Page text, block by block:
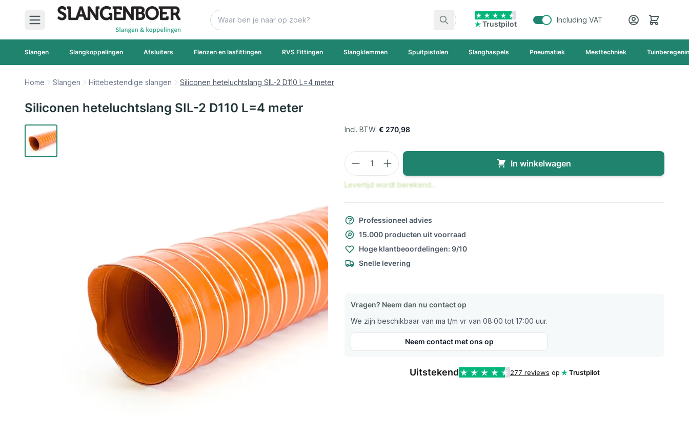
Ga naar de inhoud
Zoek
Trustpilot
Including VAT Cart
Slangen Slangkoppelingen Afsluiters Flenzen en lasfittingen RVS Fittingen Slangklemmen Spuitpistolen Slanghaspels Pneumatiek Mesttechniek
Home Slangen Hittebestendige slangen Siliconen heteluchtslang SIL-2 D110 L=4 meter
Siliconen heteluchtslang SIL-2 D110 L=4 meter
€ 270,98
Aantal
In winkelwagen
Levertijd wordt berekend...
Professioneel advies
15.000 producten uit voorraad
Hoge klantbeoordelingen: 9/10
Snelle levering
Vragen? Neem dan nu contact op
We zijn beschikbaar van ma t/m vr van 08:00 tot 17:00 uur.
Neem contact met ons op
Uitstekend 277 reviews op Trustpilot